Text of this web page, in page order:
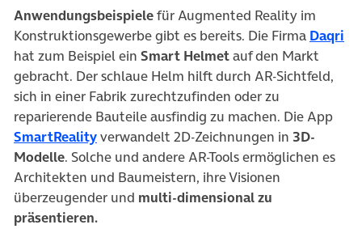
Anwendungsbeispielefür Augmented Reality im
Konstruktionsgewerbe gibt es bereits. Die Firma Daqri
hat zum Beispiel ein Smart Helmetauf den Markt
gebracht. Der schlaue Helm hilft durch AR-Sichtfeld,
sich in einer Fabrik zurechtzufinden oder zu
reparierende Bauteile ausfindig zu machen. Die App
SmartReality(öffnet in neuem Tab)
verwandelt 2D-Zeichnungen in 3D-
Modelle. Solche und andere AR-Tools ermöglichen es
Architekten und Baumeistern, ihre Visionen
überzeugender und multi-dimensionalzu
präsentieren.